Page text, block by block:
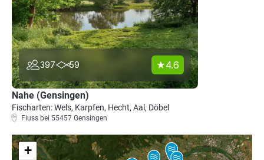
397 59 4.6
Nahe (Gensingen)
Fischarten: Wels, Karpfen, Hecht, Aal, Döbel
Fluss bei 55457 Gensingen
+